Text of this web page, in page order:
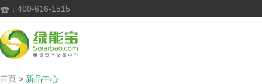
 ：400-616-1515
首页 > 新品中心